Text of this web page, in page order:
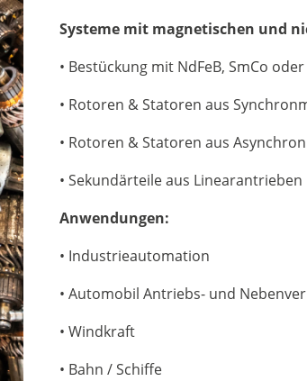
Systeme mit magnetischen und
• Bestückung mit NdFeB, SmCo
• Rotoren & Statoren aus
• Rotoren & Statoren aus
• Sekundärteile aus Linearantrieben
Anwendungen:
• Industrieautomation
• Automobil Antriebs- und
• Windkraft
• Bahn / Schiffe